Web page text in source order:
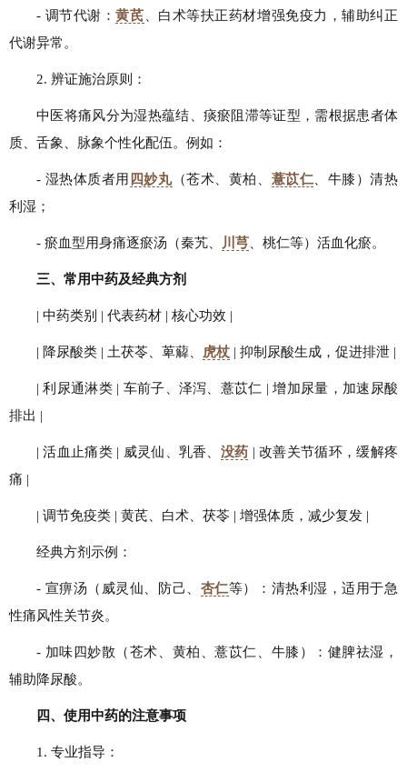
- 调节代谢：黄芪 、白术等扶正药材增强免疫力，辅助纠正
代谢异常。
2. 辨证施治原则：
中医将痛风分为湿热蕴结、痰瘀阻滞等证型，需根据患者体
质、舌象、脉象个性化配伍。例如：
- 湿热体质者用 四妙丸（苍术、黄柏、 薏苡仁 、牛膝）清热
利湿；
- 瘀血型用身痛逐瘀汤（秦艽、 川芎 、桃仁等）活血化瘀。
三、常用中药及经典方剂
| 中药类别 | 代表药材 | 核心功效 |
| 降尿酸类 | 土茯苓、萆薢、 虎杖 | 抑制尿酸生成，促进排泄 |
| 利尿通淋类 | 车前子、泽泻、薏苡仁 | 增加尿量，加速尿酸
排出 |
| 活血止痛类 | 威灵仙、乳香、 没药 | 改善关节循环，缓解疼
痛 |
| 调节免疫类 | 黄芪、白术、茯苓 | 增强体质，减少复发 |
经典方剂示例：
- 宣痹汤（威灵仙、防己、 杏仁等）：清热利湿，适用于急
性痛风性关节炎。
- 加味四妙散（苍术、黄柏、薏苡仁、牛膝）：健脾祛湿，
辅助降尿酸。
四、使用中药的注意事项
1. 专业指导：